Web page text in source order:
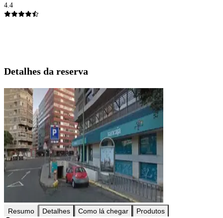
4.4
Detalhes da reserva
Resumo Detalhes Como lá chegar Produtos